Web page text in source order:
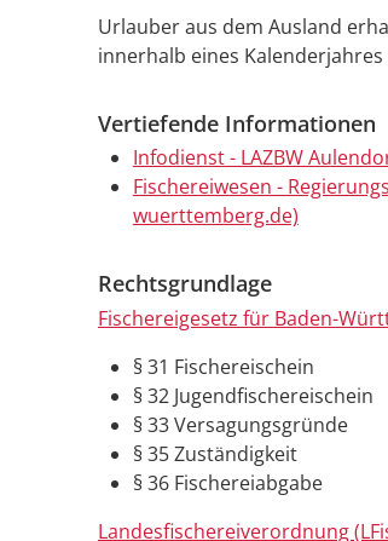
Urlauber aus dem Ausland
innerhalb eines
Vertiefende Informationen
Infodienst - LAZBW
Fischereiwesen -
wuerttemberg.de)
Rechtsgrundlage
Fischereigesetz für Baden-
§ 31 Fischereischein
§ 32 Jugendfischereischein
§ 33 Versagungsgründe
§ 35 Zuständigkeit
§ 36 Fischereiabgabe
Landesfischereiverordnung